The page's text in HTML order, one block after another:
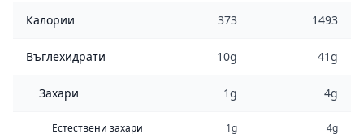
Калории 373 1493
Въглехидрати 10g 41g
Захари 1g 4g
Естествени захари 1g 4g